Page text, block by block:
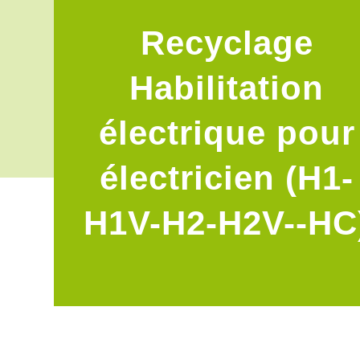
Recyclage
Habilitation
électrique pour
électricien (H1-
H1V-H2-H2V--